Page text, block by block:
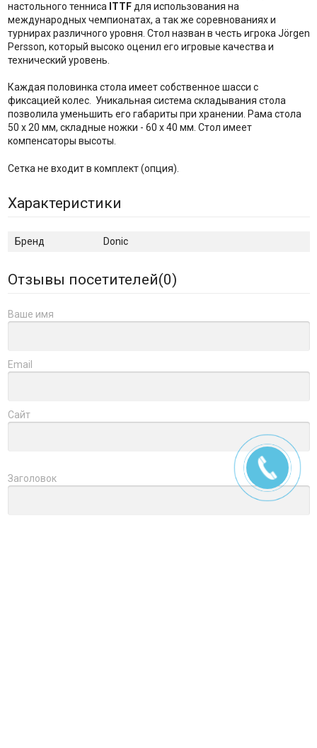
настольного тенниса ITTFдля использования на
международных чемпионатах, а так же соревнованиях и
турнирах различного уровня. Стол назван в честь игрока Jörgen
Persson, который высоко оценил его игровые качества и
технический уровень.
Каждая половинка стола имеет собственное шасси с
фиксацией колес. Уникальная система складывания стола
позволила уменьшить его габариты при хранении. Рама стола
50 х 20 мм, складные ножки - 60 х 40 мм. Стол имеет
компенсаторы высоты.
Сетка не входит в комплект (опция).
Характеристики
Бренд Donic
Отзывы посетителей(0)
Ваше имя
Email
Сайт
Заголовок